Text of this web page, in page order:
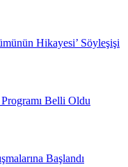
Hikayesi’ Söyleşişi
Belli Oldu
Başlandı